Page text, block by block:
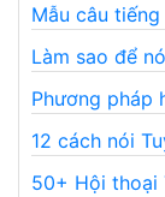
Mẫu câu
Làm sao để
Phương pháp
12 cách nói
50+ Hội thoại